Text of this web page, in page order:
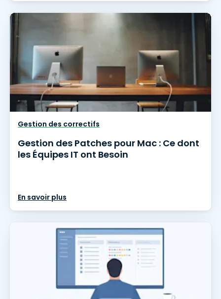
Gestion des correctifs
Gestion des Patches pour Mac : Ce dont
les Équipes IT ont Besoin
En savoir plus